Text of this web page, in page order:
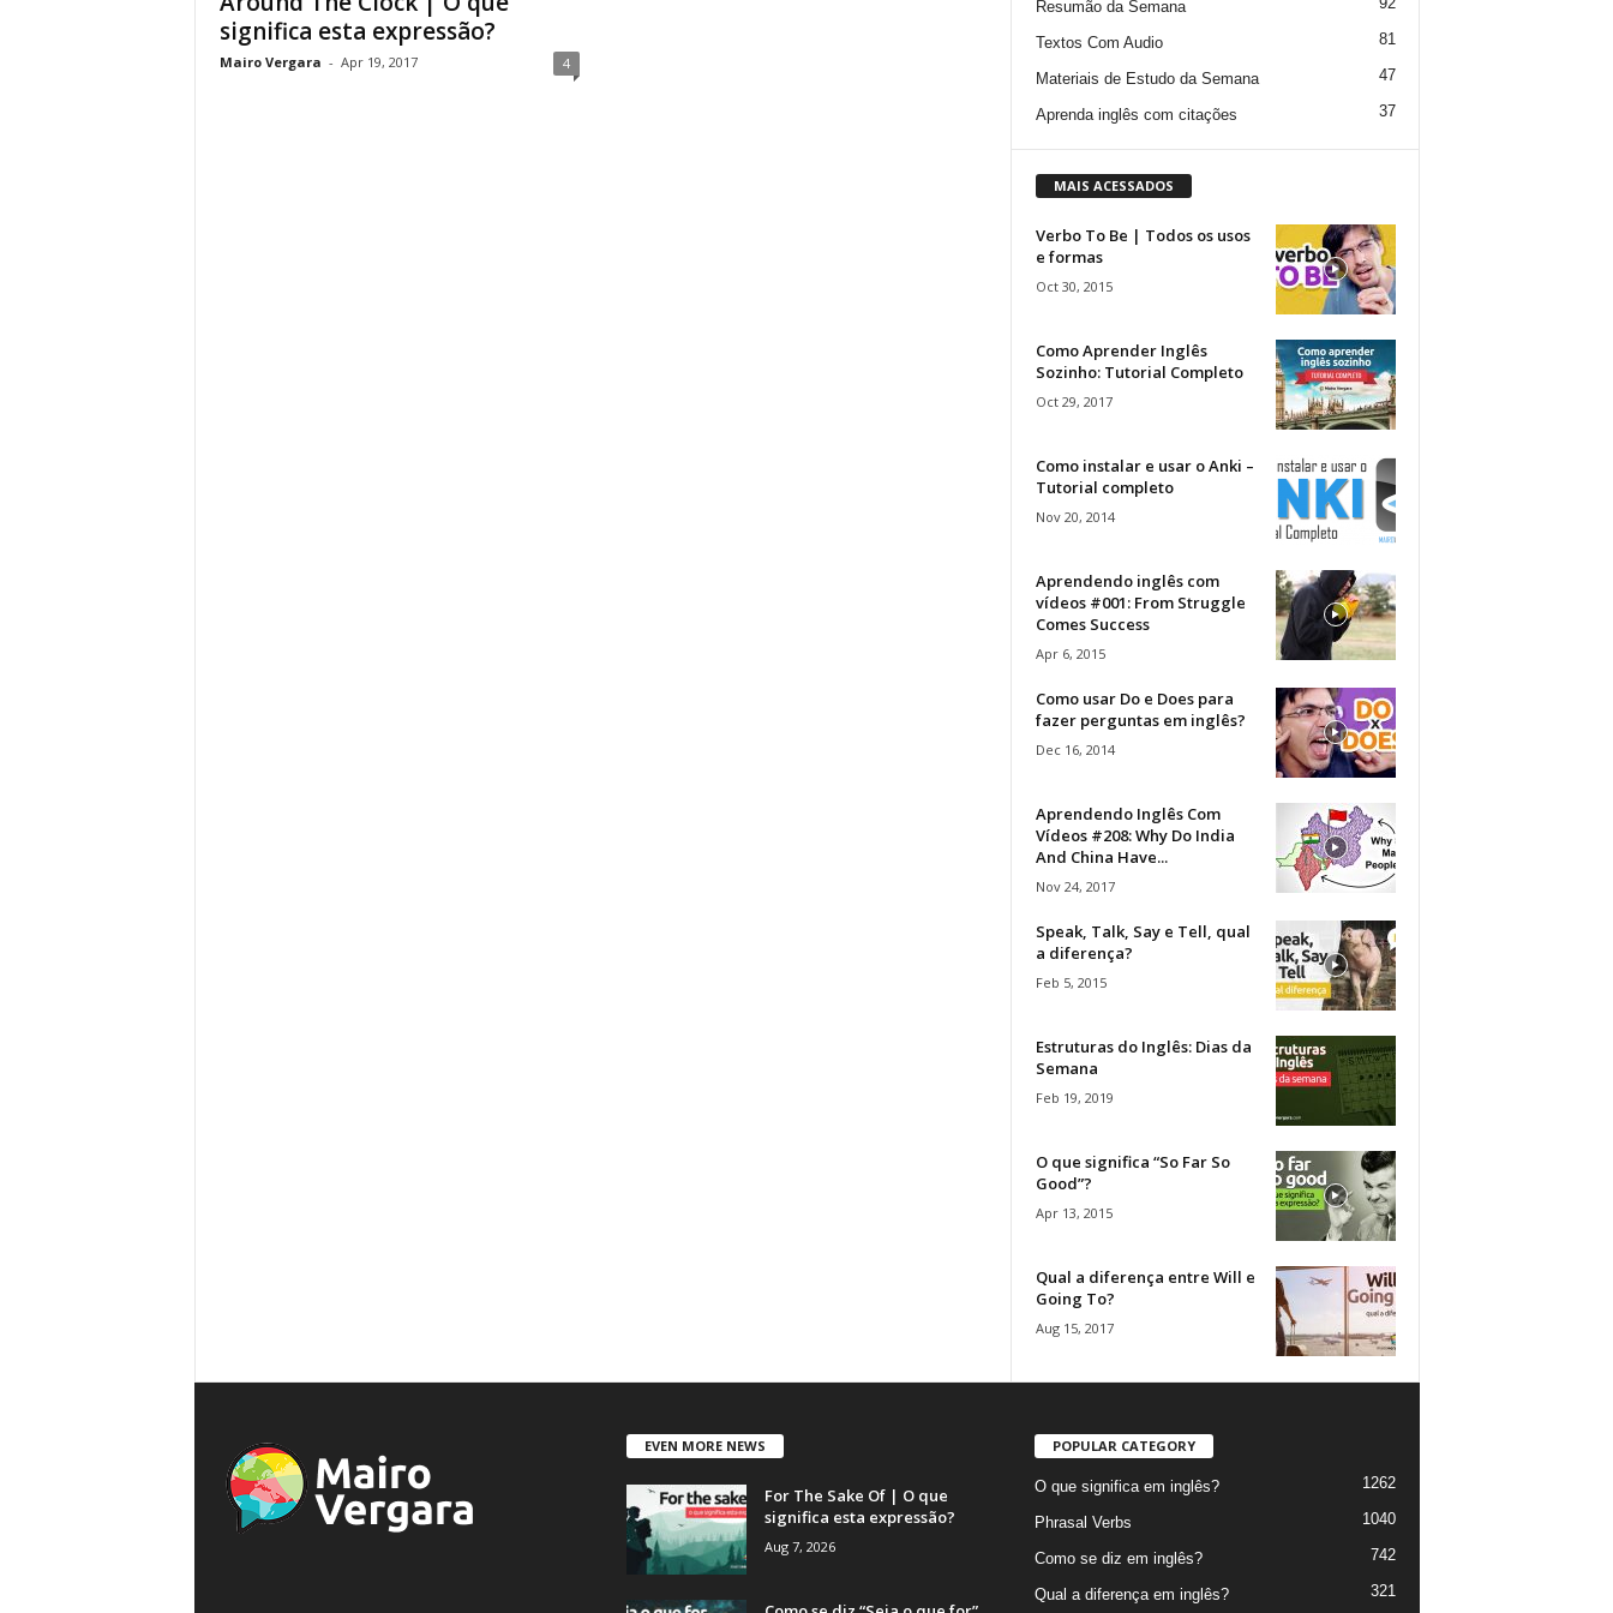
significa esta expressão?
Mairo Vergara - Apr 19, 2017 4
Resumão da Semana
Textos Com Audio 81
Materiais de Estudo da Semana 47
Aprenda inglês com citações 37
MAIS ACESSADOS
Verbo To Be | Todos os usos
e formas
Oct 30, 2015
Como Aprender Inglês
Sozinho: Tutorial Completo
Oct 29, 2017
Como instalar e usar o Anki –
Tutorial completo
Nov 20, 2014
Aprendendo inglês com
vídeos #001: From Struggle
Comes Success
Apr 6, 2015
Como usar Do e Does para
fazer perguntas em inglês?
Dec 16, 2014
Aprendendo Inglês Com
Vídeos #208: Why Do India
And China Have...
Nov 24, 2017
Speak, Talk, Say e Tell, qual
a diferença?
Feb 5, 2015
Estruturas do Inglês: Dias da
Semana
Feb 19, 2019
O que significa “So Far So
Good”?
Apr 13, 2015
Qual a diferença entre Will e
Going To?
Aug 15, 2017
EVEN MORE NEWS
For The Sake Of | O que
significa esta expressão?
Aug 7, 2026
POPULAR CATEGORY
O que significa em inglês? 1262
Phrasal Verbs 1040
Como se diz em inglês? 742
Qual a diferença em inglês? 321